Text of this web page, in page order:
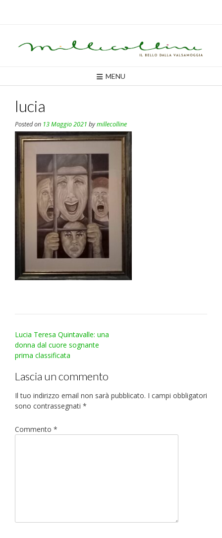
MENU
lucia
Posted on 13 Maggio 2021 bymillecolline
Post
navigation
Lucia Teresa Quintavalle: una
donna dal cuore sognante
prima classificata
Lascia un commento
Il tuo indirizzo email non sarà pubblicato. I campi obbligatori
sono contrassegnati *
Commento *